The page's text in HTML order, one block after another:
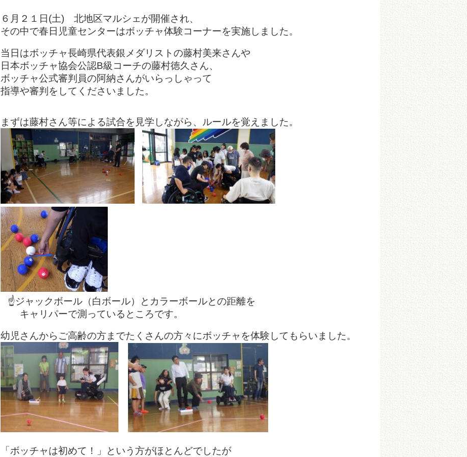
６月２１日(土) 北地区マルシェが開催され、
その中で春日児童センターはボッチャ体験コーナーを実施しました。
当日はボッチャ長崎県代表銀メダリストの藤村美来さんや
日本ボッチャ協会公認B級コーチの藤村徳久さん、
ボッチャ公式審判員の阿納さんがいらっしゃって
指導や審判をしてくださいました。
まずは藤村さん等による試合を見学しながら、ルールを覚えました。
☝ジャックボール（白ボール）とカラーボールとの距離を
キャリパーで測っているところです。
幼児さんからご高齢の方までたくさんの方々にボッチャを体験してもらいました。
「ボッチャは初めて！」という方がほとんどでしたが